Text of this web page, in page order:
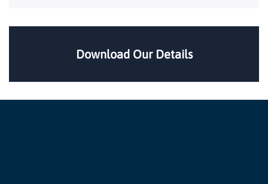
Download Our Details